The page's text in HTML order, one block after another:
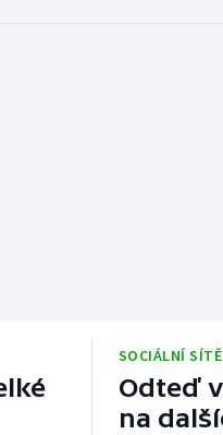
SOCIÁLNÍ SÍTĚ
Odteď
na